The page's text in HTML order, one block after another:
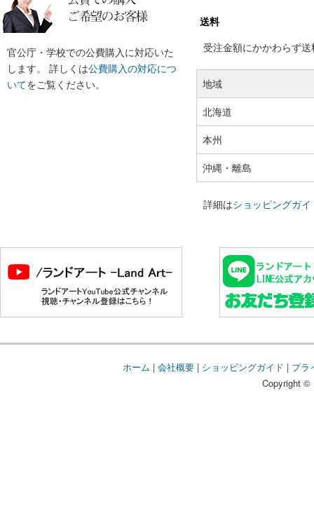
官公庁・学校での公費購入に対応いた
します。 詳しくは公費購入の対応につ
いてをご覧ください。
送料
受注金額にかかわらず
地域
北海道
本州
沖縄・離島
詳細はショッピングガイ
ホーム | 会社概要| ショッピングガイド | プラ
Copyright ©